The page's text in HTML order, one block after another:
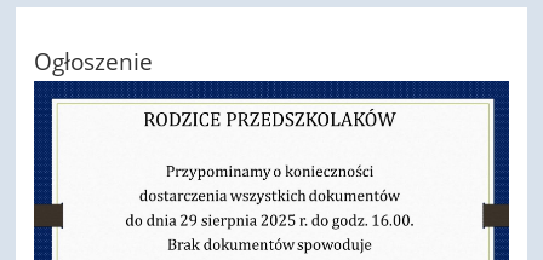
Ogłoszenie